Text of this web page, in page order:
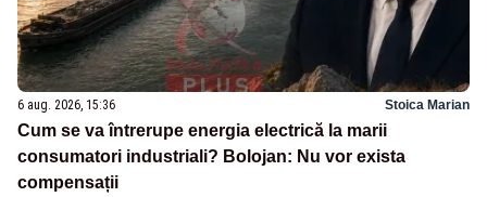
6 aug. 2026, 15:36 Stoica Marian
Cum se va întrerupe energia electrică la marii
consumatori industriali? Bolojan: Nu vor exista
compensații